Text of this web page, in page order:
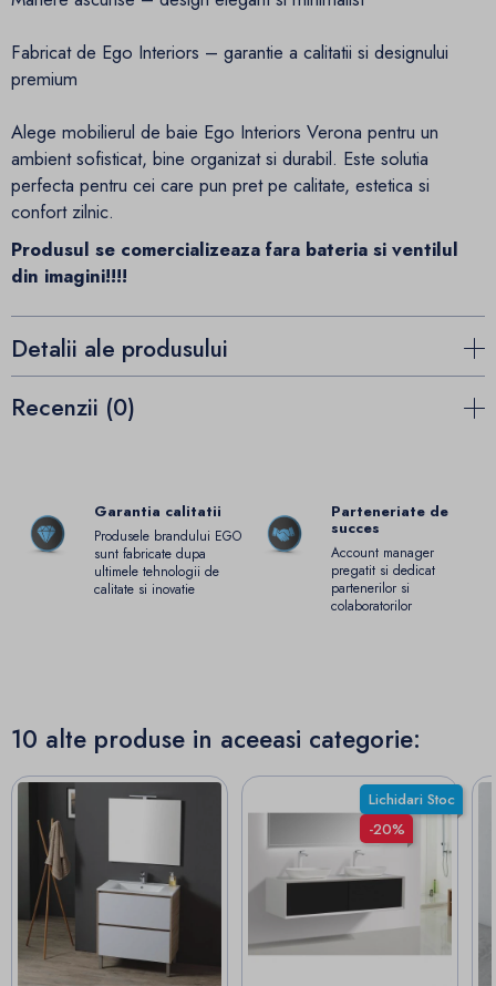
Fabricat de Ego Interiors – garantie a calitatii si designului
premium
Alege mobilierul de baie Ego Interiors Verona pentru un
ambient sofisticat, bine organizat si durabil. Este solutia
perfecta pentru cei care pun pret pe calitate, estetica si
confort zilnic.
Produsul se comercializeaza fara bateria si ventilul
din imagini!!!!
Detalii ale produsului
Recenzii (0)
Garantia calitatii
Produsele brandului EGO
sunt fabricate dupa
ultimele tehnologii de
calitate si inovatie
Parteneriate de
succes
Account manager
pregatit si dedicat
partenerilor si
colaboratorilor
10 alte produse in aceeasi categorie:
Lichidari Stoc
-20%